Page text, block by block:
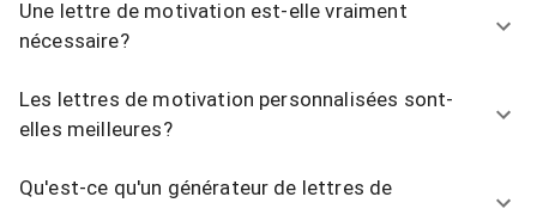
Une lettre de motivation est-elle vraiment
nécessaire?
Les lettres de motivation personnalisées sont-
elles meilleures?
Qu'est-ce qu'un générateur de lettres de